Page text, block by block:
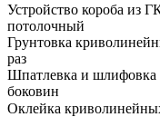
Устройство короба из
потолочный
Грунтовка
раз
Шпатлевка и
боковин
Оклейка